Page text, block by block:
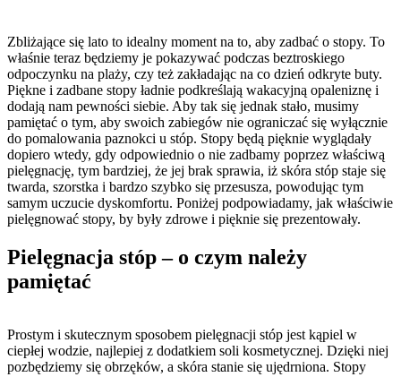
Zbliżające się lato to idealny moment na to, aby zadbać o stopy. To
właśnie teraz będziemy je pokazywać podczas beztroskiego
odpoczynku na plaży, czy też zakładając na co dzień odkryte buty.
Piękne i zadbane stopy ładnie podkreślają wakacyjną opaleniznę i
dodają nam pewności siebie. Aby tak się jednak stało, musimy
pamiętać o tym, aby swoich zabiegów nie ograniczać się wyłącznie
do pomalowania paznokci u stóp. Stopy będą pięknie wyglądały
dopiero wtedy, gdy odpowiednio o nie zadbamy poprzez właściwą
pielęgnację, tym bardziej, że jej brak sprawia, iż skóra stóp staje się
twarda, szorstka i bardzo szybko się przesusza, powodując tym
samym uczucie dyskomfortu. Poniżej podpowiadamy, jak właściwie
pielęgnować stopy, by były zdrowe i pięknie się prezentowały.
Pielęgnacja stóp – o czym należy
pamiętać
Prostym i skutecznym sposobem pielęgnacji stóp jest kąpiel w
ciepłej wodzie, najlepiej z dodatkiem soli kosmetycznej. Dzięki niej
pozbędziemy się obrzęków, a skóra stanie się ujędrniona. Stopy